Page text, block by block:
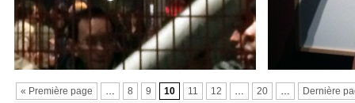
« Première page … 8 9 10 11 12 … 20 …
Dernière